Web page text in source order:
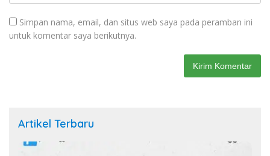
Simpan nama, email, dan situs web saya pada peramban ini
untuk komentar saya berikutnya.
Artikel Terbaru